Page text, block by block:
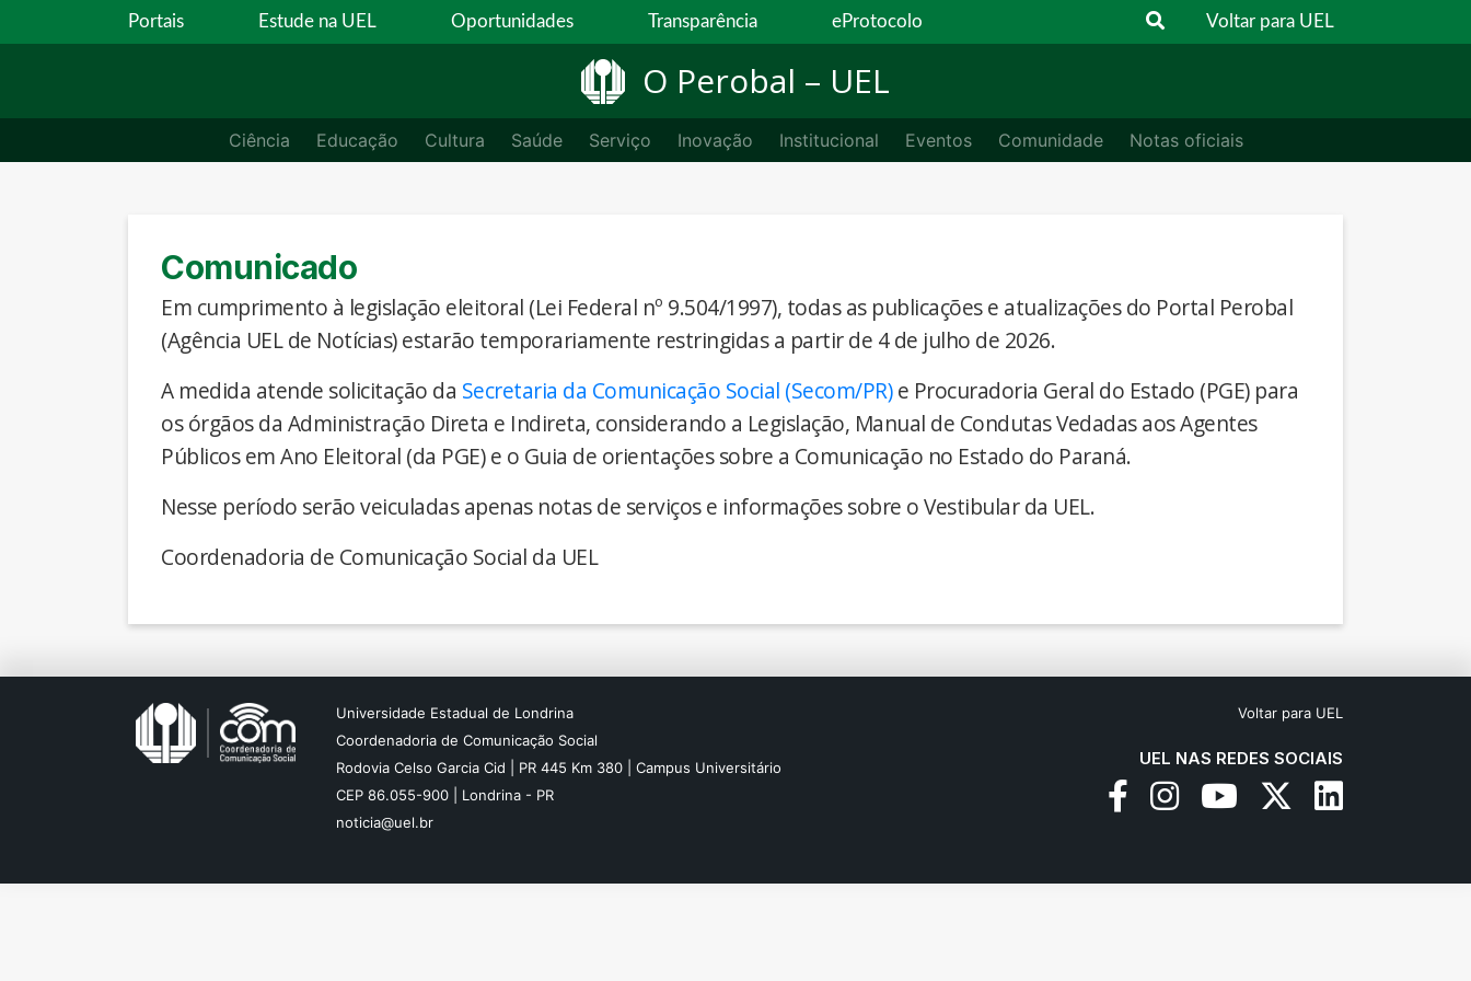
Portais Estude na UEL Oportunidades Transparência eProtocolo Voltar para UEL
O Perobal – UEL
Ciência Educação Cultura Saúde Serviço Inovação Institucional Eventos Comunidade Notas oficiais
Comunicado
Em cumprimento à legislação eleitoral (Lei Federal nº 9.504/1997), todas as publicações e atualizações do Portal Perobal
(Agência UEL de Notícias) estarão temporariamente restringidas a partir de 4 de julho de 2026.
A medida atende solicitação da Secretaria da Comunicação Social (Secom/PR)e Procuradoria Geral do Estado (PGE) para
os órgãos da Administração Direta e Indireta, considerando a Legislação, Manual de Condutas Vedadas aos Agentes
Públicos em Ano Eleitoral (da PGE) e o Guia de orientações sobre a Comunicação no Estado do Paraná.
Nesse período serão veiculadas apenas notas de serviços e informações sobre o Vestibular da UEL.
Coordenadoria de Comunicação Social da UEL
Universidade Estadual de Londrina
Coordenadoria de Comunicação Social
Rodovia Celso Garcia Cid | PR 445 Km 380 | Campus Universitário
CEP 86.055-900 | Londrina - PR
noticia@uel.br
Voltar para UEL
UEL NAS REDES SOCIAIS